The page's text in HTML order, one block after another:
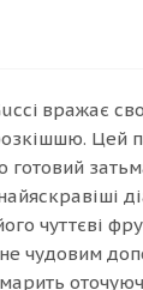
вражає
Цей
готовий
чуттєві
чудовим